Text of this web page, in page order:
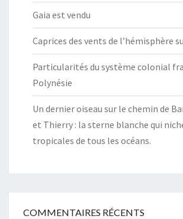
Gaia est vendu
Caprices des vents de l’hémisphère
Particularités du système colonial
Polynésie
Un dernier oiseau sur le chemin de
et Thierry : la sterne blanche qui
tropicales de tous les océans.
COMMENTAIRES RÉCENTS